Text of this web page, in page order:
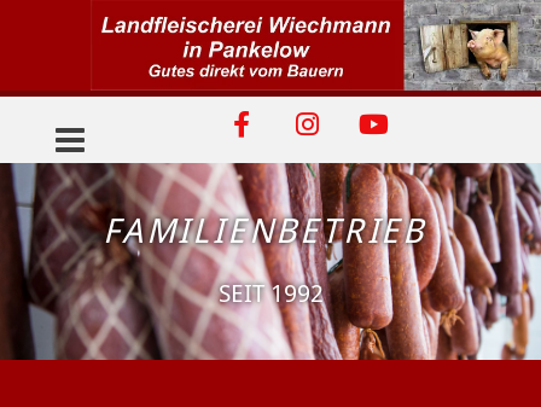
Zum Inhalt springen
FAMILIENBETRIEB
SEIT 1992